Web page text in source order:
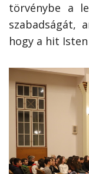
törvénybe a
szabadságát,
hogy a hit